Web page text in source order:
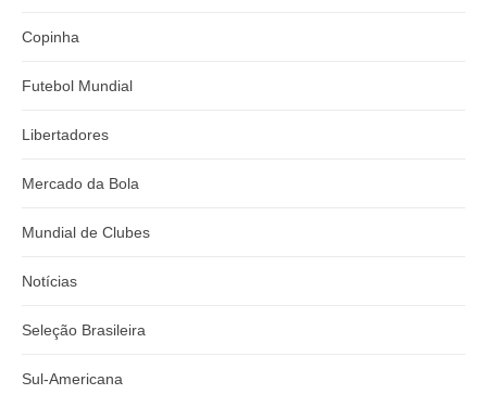
Copinha
Futebol Mundial
Libertadores
Mercado da Bola
Mundial de Clubes
Notícias
Seleção Brasileira
Sul-Americana